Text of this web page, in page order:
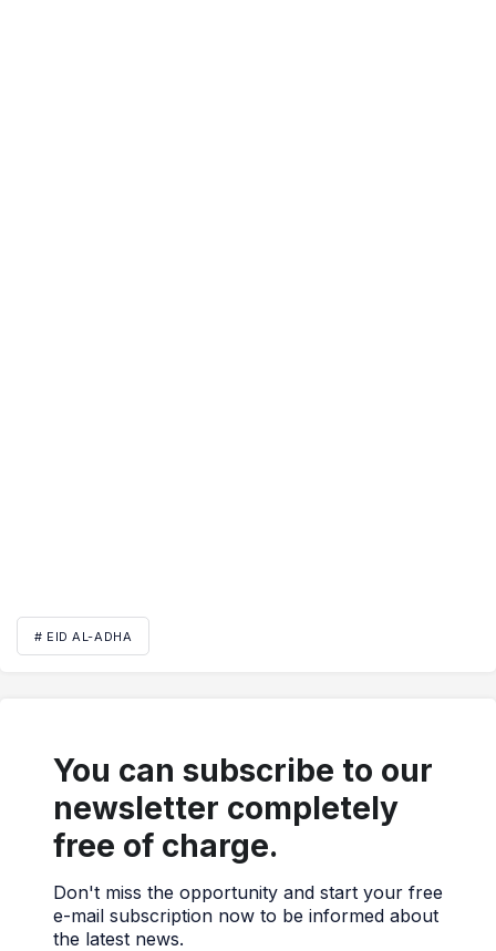
# EID AL-ADHA
You can subscribe to our
newsletter completely
free of charge.
Don't miss the opportunity and start your free
e-mail subscription now to be informed about
the latest news.